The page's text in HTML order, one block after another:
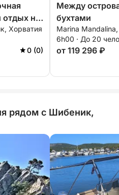
отдых на
Хорватия
0 (0)
Между
бухтами
Marina
6h00 · До 20
от 119 296 ₽
рядом с Шибеник,